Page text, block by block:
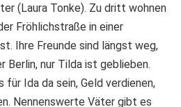
(Laura Tonke). Zu dritt wohnen
Fröhlichstraße in einer
Ihre Freunde sind längst weg,
Berlin, nur Tilda ist geblieben.
für Ida da sein, Geld verdienen,
Nennenswerte Väter gibt es